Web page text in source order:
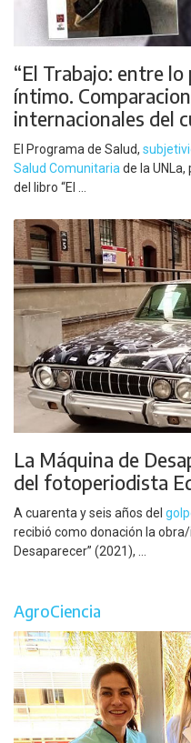
“El Trabajo: entre
íntimo.
internacionales del
El Programa de Salud,
Salud Comunitaria de la
del libro “El ...
La Máquina de
del fotoperiodista
A cuarenta y seis años del
recibió como donación la
Desaparecer” (2021), ...
AgroCiencia